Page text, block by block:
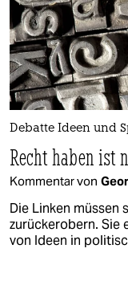
Debatte Ideen und
Recht haben ist
Kommentar von
Die Linken müssen
zurückerobern. Sie
von Ideen in